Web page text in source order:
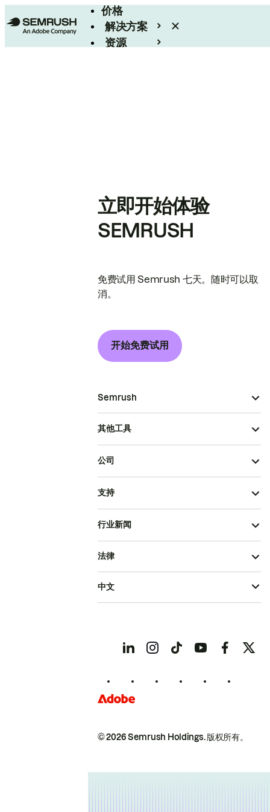
价格
解决方案
资源
立即开始体验
SEMRUSH
免费试用 Semrush 七天。随时可以取
消。
开始免费试用
Semrush
其他工具
公司
支持
行业新闻
© 2026 Semrush Holdings.版权所有。
法律
中文